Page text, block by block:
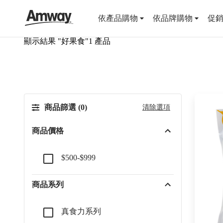
依產品購物 依品牌購物 促
顯示結果 "好果食"1 產品
商品篩選 (0) 清除選項
商品價格
$500-$999
商品系列
真食力系列